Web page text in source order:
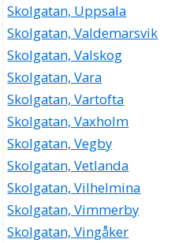
Skolgatan, Uppsala
Skolgatan, Valdemarsvik
Skolgatan, Valskog
Skolgatan, Vara
Skolgatan, Vartofta
Skolgatan, Vaxholm
Skolgatan, Vegby
Skolgatan, Vetlanda
Skolgatan, Vilhelmina
Skolgatan, Vimmerby
Skolgatan, Vingåker